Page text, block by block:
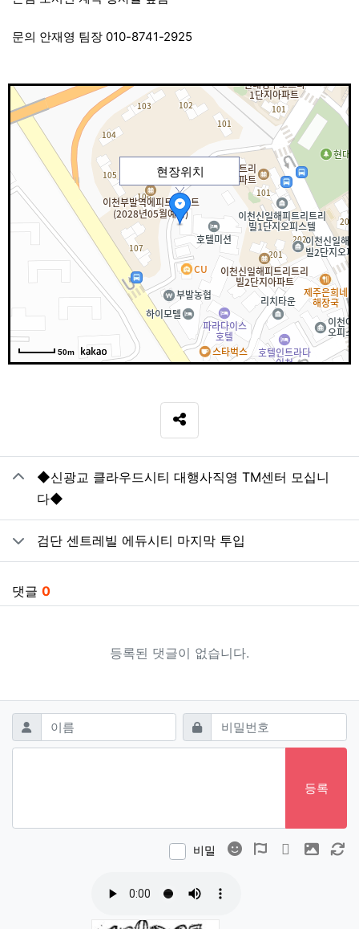
문의 안재영 팀장 010-8741-2925
현장위치
50m
SNS 공유
관련자료
◆신광교 클라우드시티 대행사직영 TM센터 모십니
다◆
검단 센트레빌 에듀시티 마지막 투입
댓글 0
등록된 댓글이 없습니다.
댓글쓰기
이름 필수 비밀번호필수
등록
비밀 이모티콘폰트어썸
동영상 이미지